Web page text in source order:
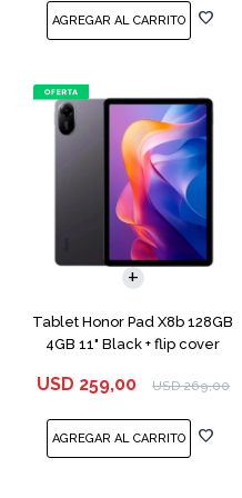
Tablet Honor Pad X8b 128GB
4GB 11" Black + flip cover
USD 259,00 USD 269,00